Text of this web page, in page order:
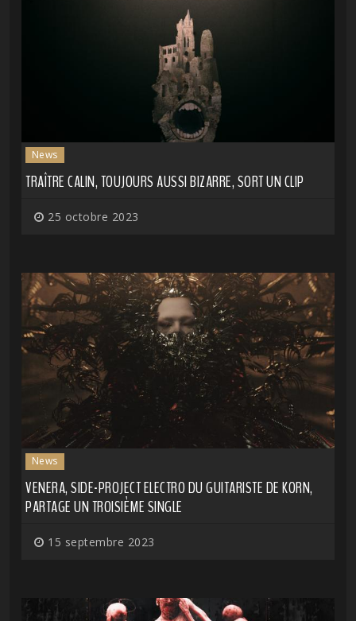
News
TRAÎTRE CALIN, TOUJOURS AUSSI BIZARRE, SORT UN CLIP
25 octobre 2023
News
VENERA, SIDE-PROJECT ELECTRO DU GUITARISTE DE KORN,
PARTAGE UN TROISIÈME SINGLE
15 septembre 2023